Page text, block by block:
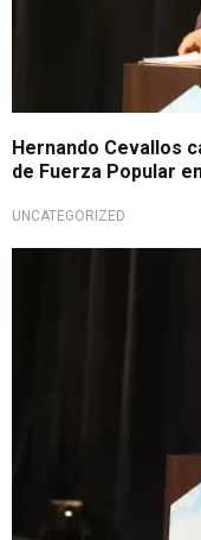
Hernando Cevallos
de Fuerza Popular
UNCATEGORIZED